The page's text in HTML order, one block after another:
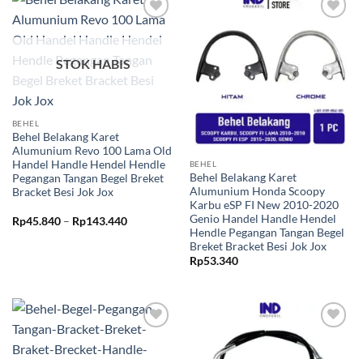
ke Wishlist
STOK HABIS
BEHEL
Behel Belakang Karet
Alumunium Revo 100 Lama Old
Handel Handle Hendel Hendle
Pegangan Tangan Begel Breket
Bracket Besi Jok Jox
Rp45.840 – Rp143.440Rentang
Tambahkan
ke Wishlist
BEHEL
Behel Belakang Karet
Alumunium Honda Scoopy
Karbu eSP FI New 2010-2020
Genio Handel Handle Hendel
Hendle Pegangan Tangan Begel
Breket Bracket Besi Jok Jox
Rp53.340
ke Wishlist
Tambahkan
ke Wishlist